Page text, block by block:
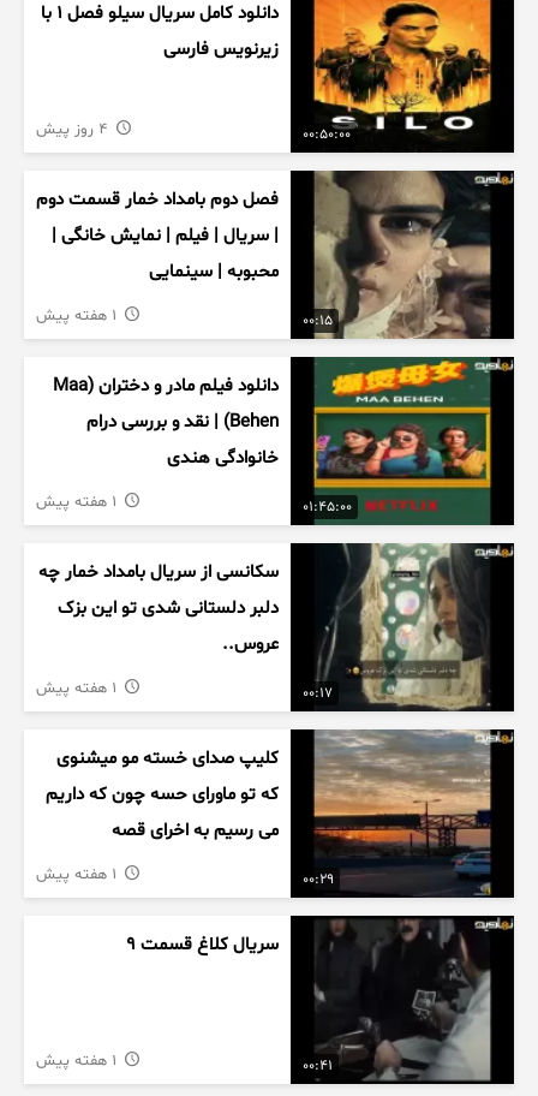
00:50:00
دانلود کامل سریال سیلو فصل ۱ با
زیرنویس فارسی
00:15
فصل دوم بامداد خمار قسمت دوم
| سریال | فیلم | نمایش خانگی |
محبوبه | سینمایی
01:45:00
دانلود فیلم مادر و دختران (Maa
Behen) | نقد و بررسی درام
خانوادگی هندی
00:17
سکانسی از سریال بامداد خمار چه
دلبر دلستانی شدی تو این بزک
عروس..
00:29
کلیپ صدای خسته مو میشنوی
که تو ماورای حسه چون که داریم
می رسیم به اخرای قصه
00:41
سریال کلاغ قسمت 9